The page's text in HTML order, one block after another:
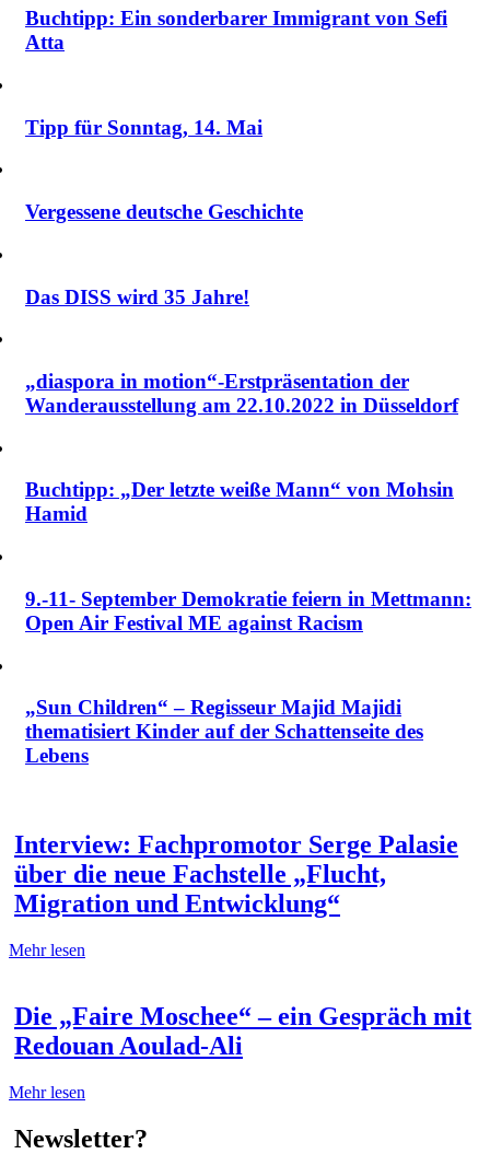
Buchtipp: Ein sonderbarer Immigrant von Sefi
Atta
Tipp für Sonntag, 14. Mai
Vergessene deutsche Geschichte
Das DISS wird 35 Jahre!
„diaspora in motion“-Erstpräsentation der
Wanderausstellung am 22.10.2022 in Düsseldorf
Buchtipp: „Der letzte weiße Mann“ von Mohsin
Hamid
9.-11- September Demokratie feiern in Mettmann:
Open Air Festival ME against Racism
„Sun Children“ – Regisseur Majid Majidi
thematisiert Kinder auf der Schattenseite des
Lebens
Interview: Fachpromotor Serge Palasie
über die neue Fachstelle „Flucht,
Migration und Entwicklung“
Mehr lesen
Die „Faire Moschee“ – ein Gespräch mit
Redouan Aoulad-Ali
Mehr lesen
Newsletter?